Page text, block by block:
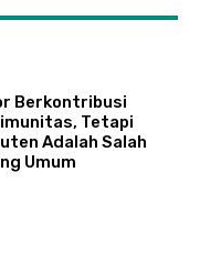
Berkontribusi
Tetapi
Adalah Salah
Umum